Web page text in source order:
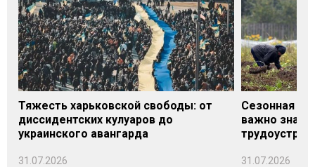
Тяжесть харьковской свободы: от
диссидентских кулуаров до
украинского авангарда
31.07.2026
Сезонная
важно знать
31.07.2026